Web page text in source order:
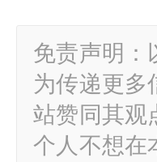
免责声明：
为传递更多
站赞同其观
个人不想在